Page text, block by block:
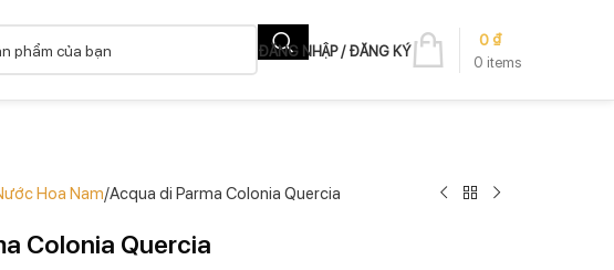
ĐĂNG NHẬP / ĐĂNG KÝ
0 items
0₫
Hoa Nam Acqua di Parma Colonia Quercia
Colonia Quercia